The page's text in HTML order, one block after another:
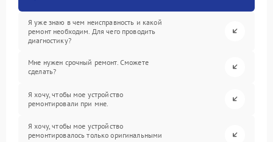
Я уже знаю в чем неисправность и какой
ремонт необходим. Для чего проводить
диагностику?
Мне нужен срочный ремонт. Сможете
сделать?
Я хочу, чтобы мое устройство
ремонтировали при мне.
Я хочу, чтобы мое устройство
ремонтировалось только оригинальными